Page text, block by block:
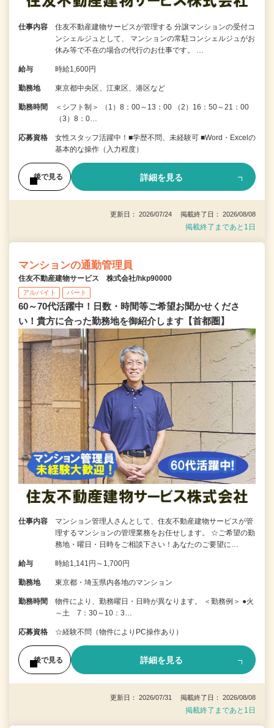
仕事内容
住友不動産建物サービスが管理する 分譲マンションの受付コ
ンシェルジュとして、 マンションの常駐コンシェルジュがお
休み等で不在の場合の代行のお仕事です。 …
給与 時給1,600円
勤務地 東京都中央区、江東区、港区など
勤務時間
＜シフト制＞ （1）8：00～13：00 （2）16：50～21：00
（3）8：0…
応募資格
女性スタッフ活躍中！■学歴不問、未経験可 ■Word・Excelの
基本的な操作（入力程度）
後で見る 詳細を見る
更新日： 2026/07/24 掲載終了日： 2026/08/08
掲載終了まであと1日
マンションの通勤管理員
住友不動産建物サービス 株式会社/hkp90000
アルバイト パート
60～70代活躍中！日数・時間等ご希望お聞かせくださ
い！貴方に合った勤務地を御紹介します【首都圏】
仕事内容
マンション管理人さんとして、住友不動産建物サービスが管
理するマンションの管理業務をお任せします。 ☆ご希望の勤
務地・曜日・日時をご相談下さい！あなたのご要望に…
給与 時給1,141円～1,700円
勤務地 東京都・埼玉県内各地のマンション
勤務時間
物件により、勤務曜日・日時が異なります。 ＜勤務例＞ ●火
～土 7：30～10：3…
応募資格 ☆経験不問（物件によりPC操作あり）
後で見る 詳細を見る
更新日： 2026/07/31 掲載終了日： 2026/08/08
掲載終了まであと1日